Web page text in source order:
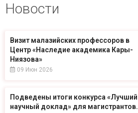
Новости
Визит малазийских профессоров в
Центр «Наследие академика Кары-
Ниязова»
09 Июн 2026
Подведены итоги конкурса «Лучший
научный доклад» для магистрантов.